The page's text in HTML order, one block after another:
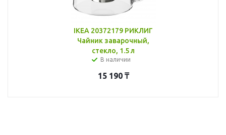
IKEA 20372179 РИКЛИГ
Чайник заварочный,
стекло, 1.5 л
В наличии
15 190₸